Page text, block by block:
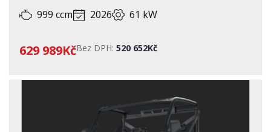
999 ccm 2026 61 kW
629 989KčBez DPH: 520 652Kč